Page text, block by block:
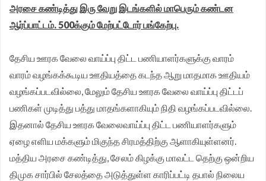
சங்க மாநில தலைவர் வேலுச்சாமி வேண்டுகோள்.
அரசை கண்டித்து இரு வேறு இடங்களில் மாபெரும் கண்டன
ஆர்ப்பாட்டம். 500க்கும் மேற்பட்டோர் பங்கேற்பு.
தேசிய ஊரக வேலை வாய்ப்பு திட்ட பணியாளர்களுக்கு வாரம்
வாரம் வழங்கக்கூடிய ஊதியத்தை கடந்த ஆறு மாதமாக ஊதியம்
வழங்கப்படவில்லை, மேலும் தேசிய ஊரக வேலை வாய்ப்பு திட்டப்
பணிகள் முடித்து பத்து மாதங்களாகியும் நிதி வழங்கப்படவில்லை.
இதனால் தேசிய ஊரக வேலைவாய்ப்பு திட்ட பணியாளர்களும்
ஏழை எளிய மக்களும் மிகுந்த சிரமத்திற்கு ஆளாகியுள்ளனர்.
மத்திய அரசை கண்டித்து, சேலம் கிழக்கு மாவட்ட தெற்கு ஒன்றிய
திமுக சார்பில் சேலத்தை அடுத்துள்ள காரிப்பட்டி தபால் நிலைய